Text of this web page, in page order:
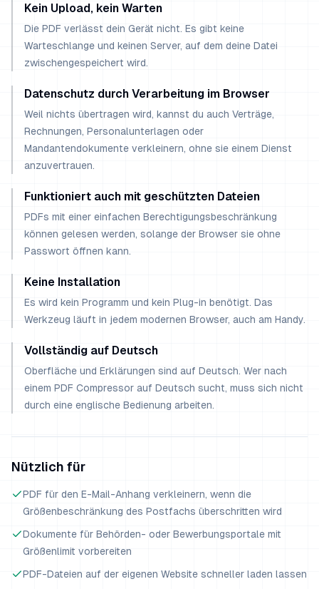
Kein Upload, kein Warten
Die PDF verlässt dein Gerät nicht. Es gibt keine
Warteschlange und keinen Server, auf dem deine Datei
zwischengespeichert wird.
Datenschutz durch Verarbeitung im Browser
Weil nichts übertragen wird, kannst du auch Verträge,
Rechnungen, Personalunterlagen oder
Mandantendokumente verkleinern, ohne sie einem Dienst
anzuvertrauen.
Funktioniert auch mit geschützten Dateien
PDFs mit einer einfachen Berechtigungsbeschränkung
können gelesen werden, solange der Browser sie ohne
Passwort öffnen kann.
Keine Installation
Es wird kein Programm und kein Plug-in benötigt. Das
Werkzeug läuft in jedem modernen Browser, auch am Handy.
Vollständig auf Deutsch
Oberfläche und Erklärungen sind auf Deutsch. Wer nach
einem PDF Compressor auf Deutsch sucht, muss sich nicht
durch eine englische Bedienung arbeiten.
Nützlich für
PDF für den E-Mail-Anhang verkleinern, wenn die
Größenbeschränkung des Postfachs überschritten wird
Dokumente für Behörden- oder Bewerbungsportale mit
Größenlimit vorbereiten
PDF-Dateien auf der eigenen Website schneller laden lassen